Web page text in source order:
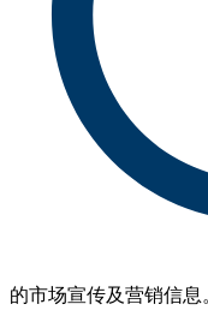
的市场宣传及营销信息